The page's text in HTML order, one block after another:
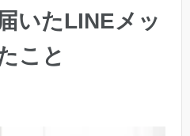
いたLINEメッ
こと